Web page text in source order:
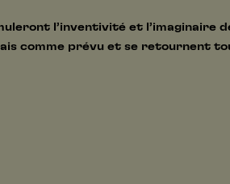
l’inventivité et l’imaginaire
comme prévu et se retournent